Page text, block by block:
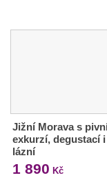
Jižní Morava s
exkurzí, degustací i
lázní
1 890 Kč